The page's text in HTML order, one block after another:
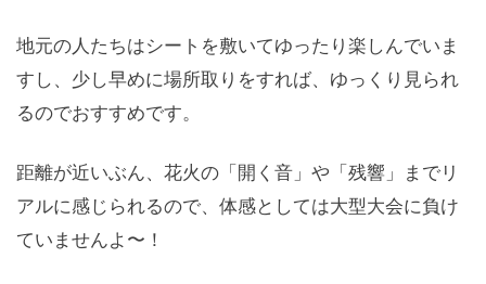
地元の人たちはシートを敷いてゆったり楽しんでいま
すし、少し早めに場所取りをすれば、ゆっくり見られ
るのでおすすめです。
距離が近いぶん、花火の「開く音」や「残響」までリ
アルに感じられるので、体感としては大型大会に負け
ていませんよ〜！